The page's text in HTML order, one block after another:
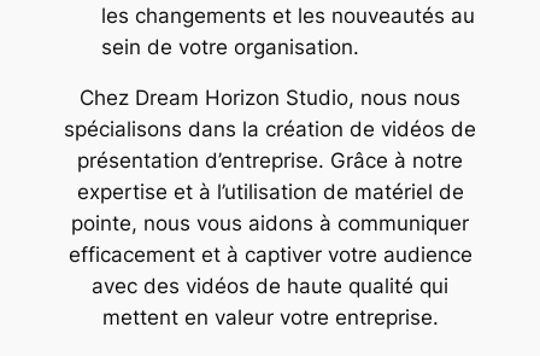
les changements et les nouveautés au
sein de votre organisation.
Chez Dream Horizon Studio, nous nous
spécialisons dans la création de vidéos de
présentation d’entreprise. Grâce à notre
expertise et à l’utilisation de matériel de
pointe, nous vous aidons à communiquer
efficacement et à captiver votre audience
avec des vidéos de haute qualité qui
mettent en valeur votre entreprise.